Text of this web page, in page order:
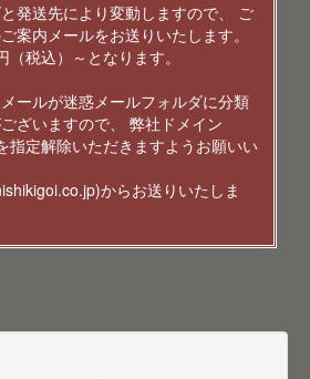
発送先により変動しますので、 ご
案内メールをお送りいたします。
税込）～となります。
ールが迷惑メールフォルダに分類
ざいますので、 弊社ドメイン
指定解除いただきますようお願いい
からお送りいたしま